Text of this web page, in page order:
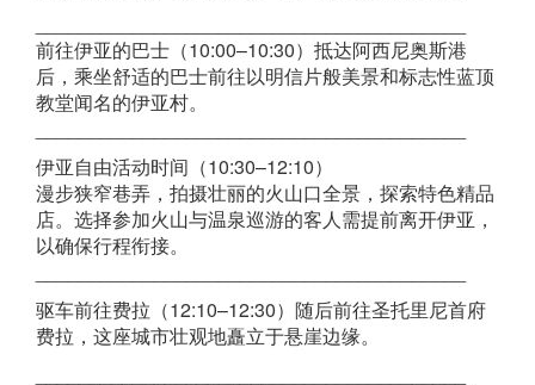
前往伊亚的巴士（10:00–10:30）抵达阿西尼奥斯港
后，乘坐舒适的巴士前往以明信片般美景和标志性蓝顶
教堂闻名的伊亚村。
伊亚自由活动时间（10:30–12:10）
漫步狭窄巷弄，拍摄壮丽的火山口全景，探索特色精品
店。选择参加火山与温泉巡游的客人需提前离开伊亚，
以确保行程衔接。
驱车前往费拉（12:10–12:30）随后前往圣托里尼首府
费拉，这座城市壮观地矗立于悬崖边缘。